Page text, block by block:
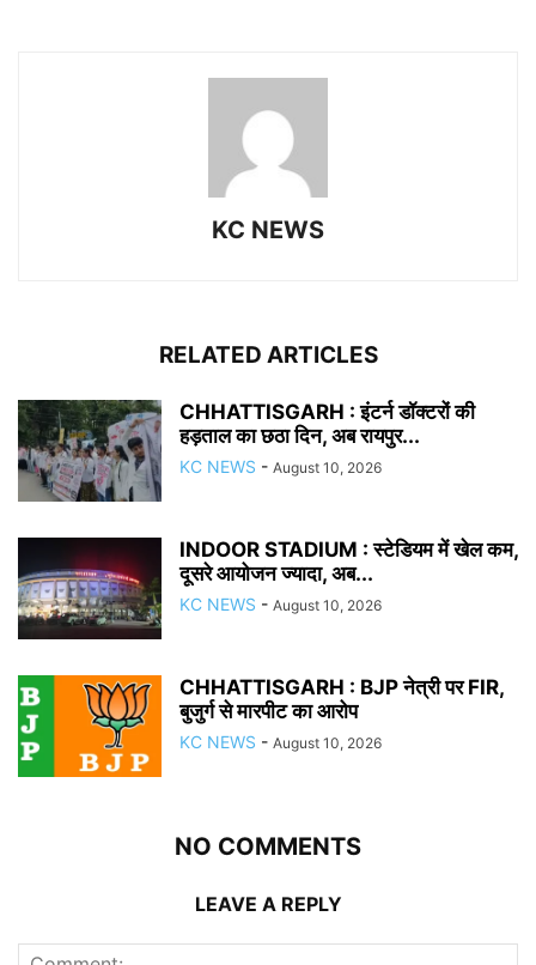
KC NEWS
RELATED ARTICLES
CHHATTISGARH : इंटर्न डॉक्टरों की
हड़ताल का छठा दिन, अब रायपुर...
KC NEWS - August 10, 2026
INDOOR STADIUM : स्टेडियम में खेल कम,
दूसरे आयोजन ज्यादा, अब...
KC NEWS - August 10, 2026
CHHATTISGARH : BJP नेत्री पर FIR,
बुजुर्ग से मारपीट का आरोप
KC NEWS - August 10, 2026
NO COMMENTS
LEAVE A REPLY